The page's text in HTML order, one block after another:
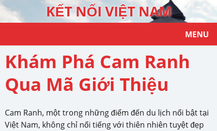
KẾT NỐI VIỆT NAM
MENU
Khám Phá Cam Ranh
Qua Mã Giới Thiệu
Cam Ranh, một trong những điểm đến du lịch nổi bật tại
Việt Nam, không chỉ nổi tiếng với thiên nhiên tuyệt đẹp